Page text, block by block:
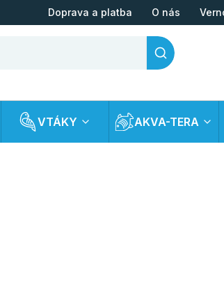
Doprava a platba O nás
VTÁKY AKVA-TERA